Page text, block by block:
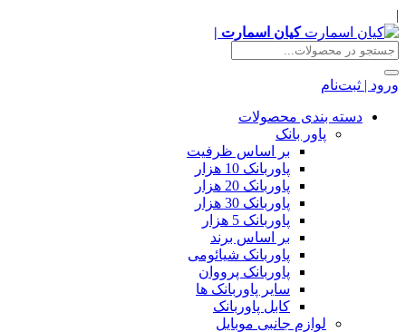
|
کیان اسمارت |
ورود | ثبت‌نام
دسته بندی محصولات
پاور بانک
بر اساس ظرفیت
پاوربانک 10 هزار
پاوربانک 20 هزار
پاوربانک 30 هزار
پاوربانک 5 هزار
بر اساس برند
پاوربانک شیائومی
پاوربانک پرووان
سایر پاوربانک ها
کابل پاوربانک
لوازم جانبی موبایل